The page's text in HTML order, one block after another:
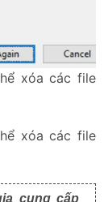
xóa các file
xóa các file
cung cấp